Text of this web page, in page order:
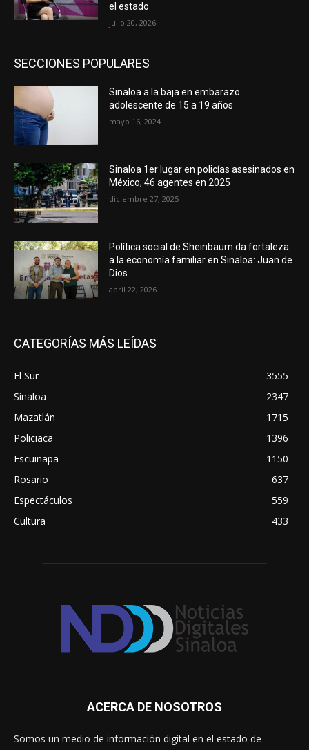
el estado
julio 20, 2026
SECCIONES POPULARES
Sinaloa a la baja en embarazo
adolescente de 15 a 19 años
mayo 16, 2024
Sinaloa 1er lugar en policías asesinados en
México; 46 agentes en 2025
diciembre 27, 2025
Política social de Sheinbaum da fortaleza
a la economía familiar en Sinaloa: Juan de
Dios
abril 22, 2026
CATEGORÍAS MÁS LEÍDAS
El Sur
3555
Sinaloa
2347
Mazatlán
1715
Policiaca
1396
Escuinapa
1150
Rosario
637
Espectáculos
559
Cultura
433
ACERCA DE NOSOTROS
Somos un medio de información digital en el estado de